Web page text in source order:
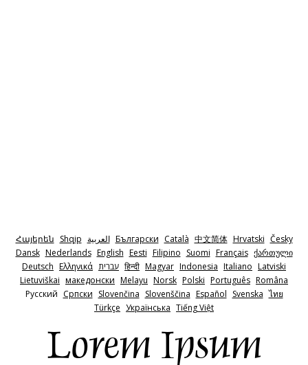
Հայերեն Shqip ‫العربية Български Català 中文简体 Hrvatski Česky
Dansk Nederlands English Eesti Filipino Suomi Français ქართული
Deutsch Ελληνικά ‫עברית हिन्दी Magyar Indonesia Italiano Latviski
Lietuviškai македонски Melayu Norsk Polski Português Româna
Pyccкий Српски Slovenčina Slovenščina Español Svenska ไทย
Türkçe Українська Tiếng Việt
Lorem Ipsum